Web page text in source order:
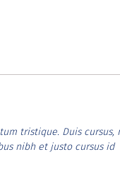
tristique. Duis cursus,
nibh et justo cursus id